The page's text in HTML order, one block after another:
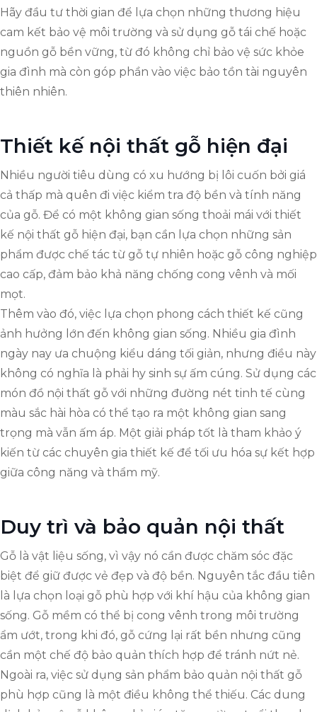
Hãy đầu tư thời gian để lựa chọn những thương hiệu
cam kết bảo vệ môi trường và sử dụng gỗ tái chế hoặc
nguồn gỗ bền vững, từ đó không chỉ bảo vệ sức khỏe
gia đình mà còn góp phần vào việc bảo tồn tài nguyên
thiên nhiên.
Thiết kế nội thất gỗ hiện đại
Nhiều người tiêu dùng có xu hướng bị lôi cuốn bởi giá
cả thấp mà quên đi việc kiểm tra độ bền và tính năng
của gỗ. Để có một không gian sống thoải mái với thiết
kế nội thất gỗ hiện đại, bạn cần lựa chọn những sản
phẩm được chế tác từ gỗ tự nhiên hoặc gỗ công nghiệp
cao cấp, đảm bảo khả năng chống cong vênh và mối
mọt.
Thêm vào đó, việc lựa chọn phong cách thiết kế cũng
ảnh hưởng lớn đến không gian sống. Nhiều gia đình
ngày nay ưa chuộng kiểu dáng tối giản, nhưng điều này
không có nghĩa là phải hy sinh sự ấm cúng. Sử dụng các
món đồ nội thất gỗ với những đường nét tinh tế cùng
màu sắc hài hòa có thể tạo ra một không gian sang
trọng mà vẫn ấm áp. Một giải pháp tốt là tham khảo ý
kiến từ các chuyên gia thiết kế để tối ưu hóa sự kết hợp
giữa công năng và thẩm mỹ.
Duy trì và bảo quản nội thất
Gỗ là vật liệu sống, vì vậy nó cần được chăm sóc đặc
biệt để giữ được vẻ đẹp và độ bền. Nguyên tắc đầu tiên
là lựa chọn loại gỗ phù hợp với khí hậu của không gian
sống. Gỗ mềm có thể bị cong vênh trong môi trường
ẩm ướt, trong khi đó, gỗ cứng lại rất bền nhưng cũng
cần một chế độ bảo quản thích hợp để tránh nứt nẻ.
Ngoài ra, việc sử dụng sản phẩm bảo quản nội thất gỗ
phù hợp cũng là một điều không thể thiếu. Các dung